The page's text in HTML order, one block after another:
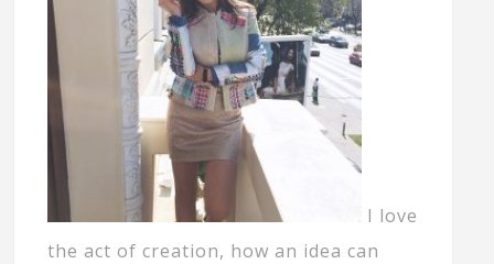
I love
the act of creation, how an idea can